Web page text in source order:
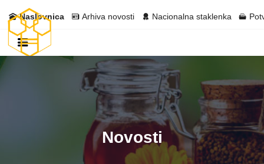
Naslovnica Arhiva novosti Nacionalna staklenka
Novosti